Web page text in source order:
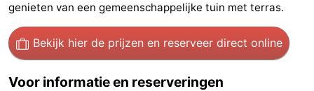
Musea
-
Monumenten
-
Uitkijkpunten
Attracties
genieten van een gemeenschappelijke tuin met terras.
Bekijk hier de prijzen en reserveer direct online
Voor informatie en reserveringen